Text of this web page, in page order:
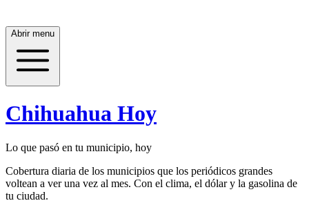
Abrir menu
Chihuahua Hoy
Lo que pasó en tu municipio, hoy
Cobertura diaria de los municipios que los periódicos grandes
voltean a ver una vez al mes. Con el clima, el dólar y la gasolina de
tu ciudad.